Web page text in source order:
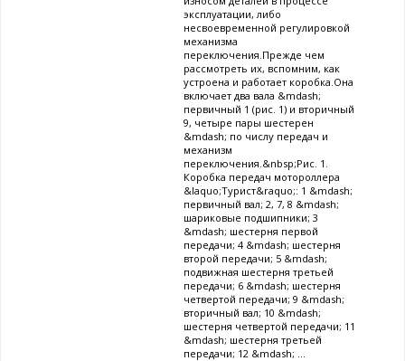
эксплуатации, либо
несвоевременной регулировкой
механизма
переключения.Прежде чем
рассмотреть их, вспомним, как
устроена и работает коробка.Она
включает два вала &mdash;
первичный 1 (рис. 1) и вторичный
9, четыре пары шестерен
&mdash; по числу передач и
механизм
переключения.&nbsp;Рис. 1.
Коробка передач мотороллера
&laquo;Турист&raquo;: 1 &mdash;
первичный вал; 2, 7, 8 &mdash;
шариковые подшипники; 3
&mdash; шестерня первой
передачи; 4 &mdash; шестерня
второй передачи; 5 &mdash;
подвижная шестерня третьей
передачи; 6 &mdash; шестерня
четвертой передачи; 9 &mdash;
вторичный вал; 10 &mdash;
шестерня четвертой передачи; 11
&mdash; шестерня третьей
передачи; 12 &mdash; ...